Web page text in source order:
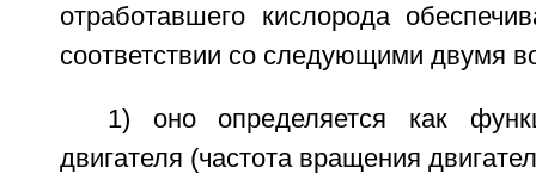
отработавшего кислорода
соответствии со следующими двумя
1) оно определяется как
двигателя (частота вращения